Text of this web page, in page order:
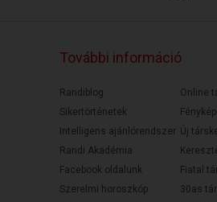
További információ
Randiblog
Sikertörténetek
Intelligens ajánlórendszer
Randi Akadémia
Facebook oldalunk
Szerelmi horoszkóp
Online
Új
Fiatal
30as